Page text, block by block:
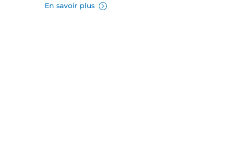
En savoir plus